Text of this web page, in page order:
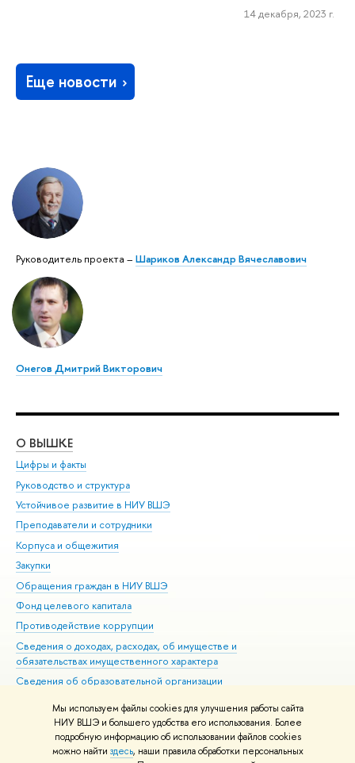
Мы используем файлы cookies для улучшения работы сайта
НИУ ВШЭ и большего удобства его использования. Более
подробную информацию об использовании файлов cookies
можно найти здесь, наши правила обработки персональных
Руководитель проекта – Шариков Александр Вячеславович
Онегов Дмитрий Викторович
14 декабря, 2023 г.
Еще новости
О ВЫШКЕ
Цифры и факты
Руководство и структура
Устойчивое развитие в НИУ ВШЭ
Преподаватели и сотрудники
Корпуса и общежития
Закупки
Обращения граждан в НИУ ВШЭ
Фонд целевого капитала
Противодействие коррупции
Сведения о доходах, расходах, об имуществе и
обязательствах имущественного характера
Сведения об образовательной организации
Людям с ограниченными возможностями здоровья
Единая платежная страница
Работа в Вышке